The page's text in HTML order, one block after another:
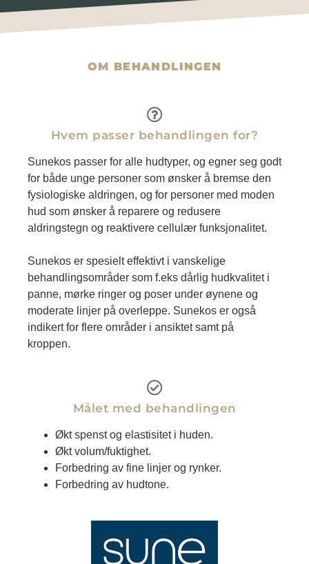
OM BEHANDLINGEN
Hvem passer behandlingen for?
Sunekos passer for alle hudtyper, og egner seg godt
for både unge personer som ønsker å bremse den
fysiologiske aldringen, og for personer med moden
hud som ønsker å reparere og redusere
aldringstegn og reaktivere cellulær funksjonalitet.
Sunekos er spesielt effektivt i vanskelige
behandlingsområder som f.eks dårlig hudkvalitet i
panne, mørke ringer og poser under øynene og
moderate linjer på overleppe. Sunekos er også
indikert for flere områder i ansiktet samt på
kroppen.
Målet med behandlingen
Økt spenst og elastisitet i huden.
Økt volum/fuktighet.
Forbedring av fine linjer og rynker.
Forbedring av hudtone.